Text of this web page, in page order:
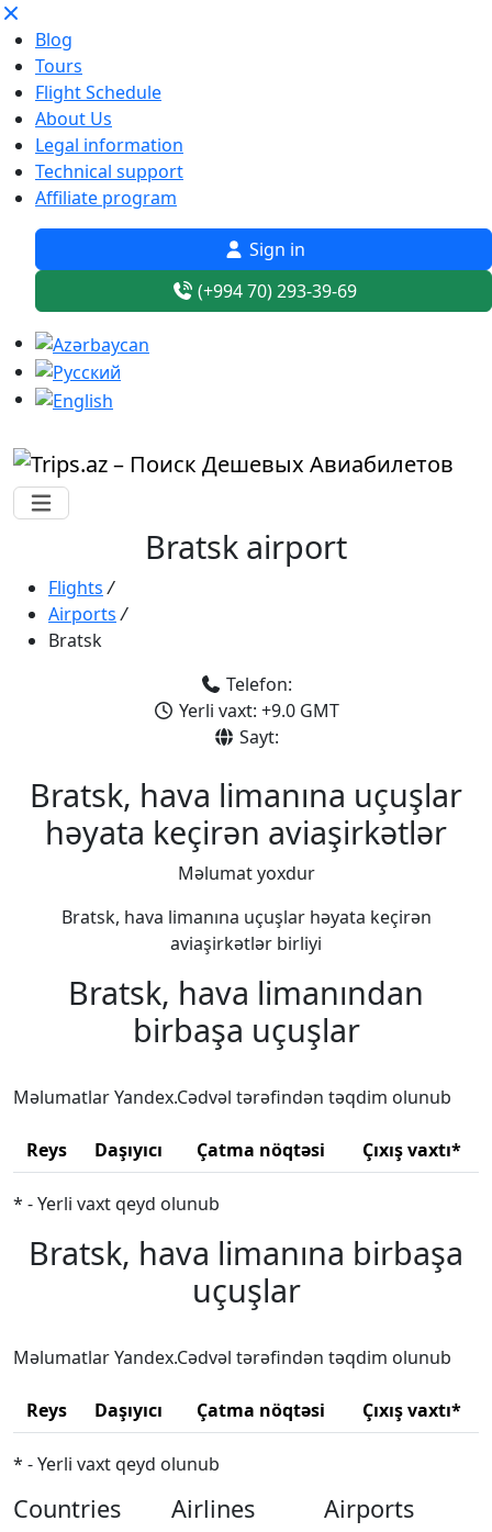
Blog
Tours
Flight Schedule
About Us
Legal information
Technical support
Affiliate program
Sign in
(+994 70) 293-39-69
Bratsk airport
Flights /
Airports /
Bratsk
Telefon:
Yerli vaxt: +9.0 GMT
Sayt:
Bratsk, hava limanına uçuşlar
həyata keçirən aviaşirkətlər
Məlumat yoxdur
Bratsk, hava limanına uçuşlar həyata keçirən
aviaşirkətlər birliyi
Bratsk, hava limanından
birbaşa uçuşlar
Məlumatlar Yandex.Cədvəl tərəfindən təqdim olunub
Reys Daşıyıcı Çatma nöqtəsi Çıxış vaxtı*
* - Yerli vaxt qeyd olunub
Bratsk, hava limanına birbaşa
uçuşlar
Məlumatlar Yandex.Cədvəl tərəfindən təqdim olunub
Reys Daşıyıcı Çatma nöqtəsi Çıxış vaxtı*
* - Yerli vaxt qeyd olunub
Countries Airlines Airports